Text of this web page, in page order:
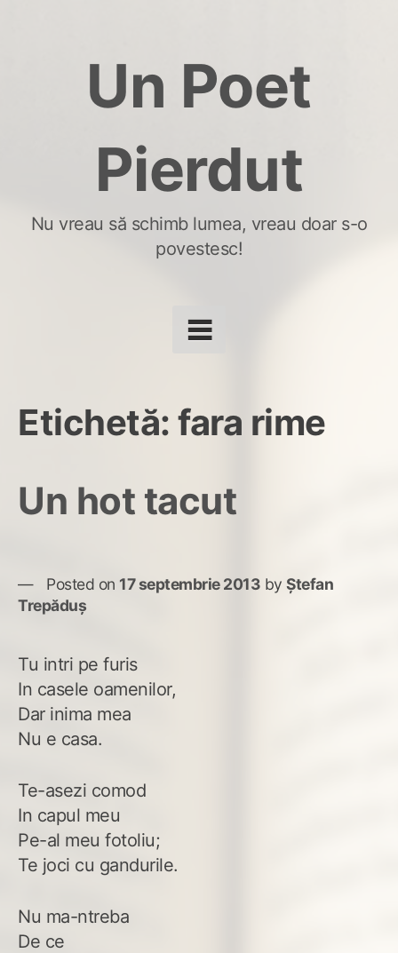
Un Poet
Pierdut
Nu vreau să schimb lumea, vreau doar s-o
povestesc!
Etichetă: fara rime
Un hot tacut
Posted on 17 septembrie 2013 by Ștefan
Trepăduș
Tu intri pe furis
In casele oamenilor,
Dar inima mea
Nu e casa.
Te-asezi comod
In capul meu
Pe-al meu fotoliu;
Te joci cu gandurile.
Nu ma-ntreba
De ce